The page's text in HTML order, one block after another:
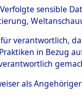
auf
aus
sensible
verantwortlich,
in Bezug
als